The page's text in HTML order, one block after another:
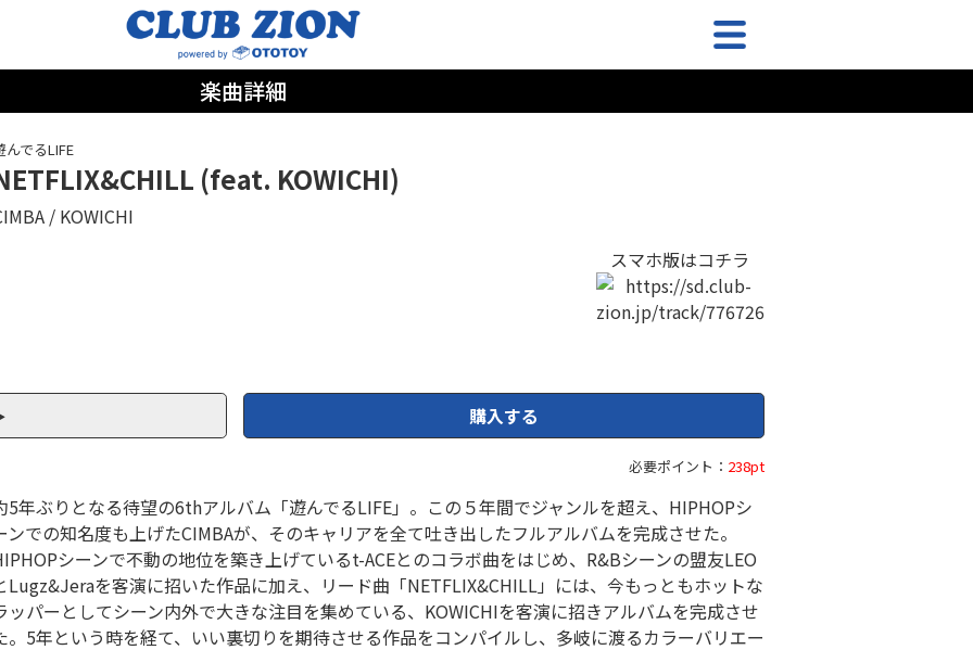
楽曲詳細
んでるLIFE
(feat. KOWICHI)
KOWICHI
スマホ版はコチラ
購入する
必要ポイント： 238pt
5年ぶりとなる待望の6thアルバム「遊んでるLIFE」。この５年間でジャンルを超え、HIPHOPシ
ンでの知名度も上げたCIMBAが、そのキャリアを全て吐き出したフルアルバムを完成させた。
シーンで不動の地位を築き上げているt-ACEとのコラボ曲をはじめ、R&Bシーンの盟友LEO
Lugz&Jeraを客演に招いた作品に加え、リード曲「NETFLIX&CHILL」には、今もっともホットな
ッパーとしてシーン内外で大きな注目を集めている、KOWICHIを客演に招きアルバムを完成させ
。5年という時を経て、いい裏切りを期待させる作品をコンパイルし、多岐に渡るカラーバリエー